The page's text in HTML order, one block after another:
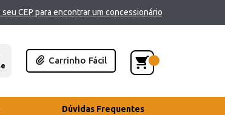
seu CEP para encontrar um concessionário
Carrinho Fácil
Dúvidas Frequentes